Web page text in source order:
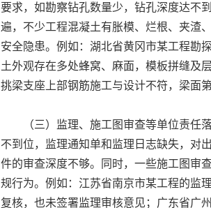
要求，如勘察钻孔数量少，钻孔深度达不
遍，不少工程混凝土有胀模、烂根、夹渣
安全隐患。例如：湖北省黄冈市某工程勘
土外观存在多处蜂窝、麻面，模板拼缝及
挑梁支座上部钢筋施工与设计不符，梁面
（三）监理、施工图审查等单位责任落
不到位，监理通知单和监理日志缺失，对
件的审查深度不够。同时，一些施工图审
规行为。例如：江苏省南京市某工程的监
复核，也未签署监理审核意见；广东省广